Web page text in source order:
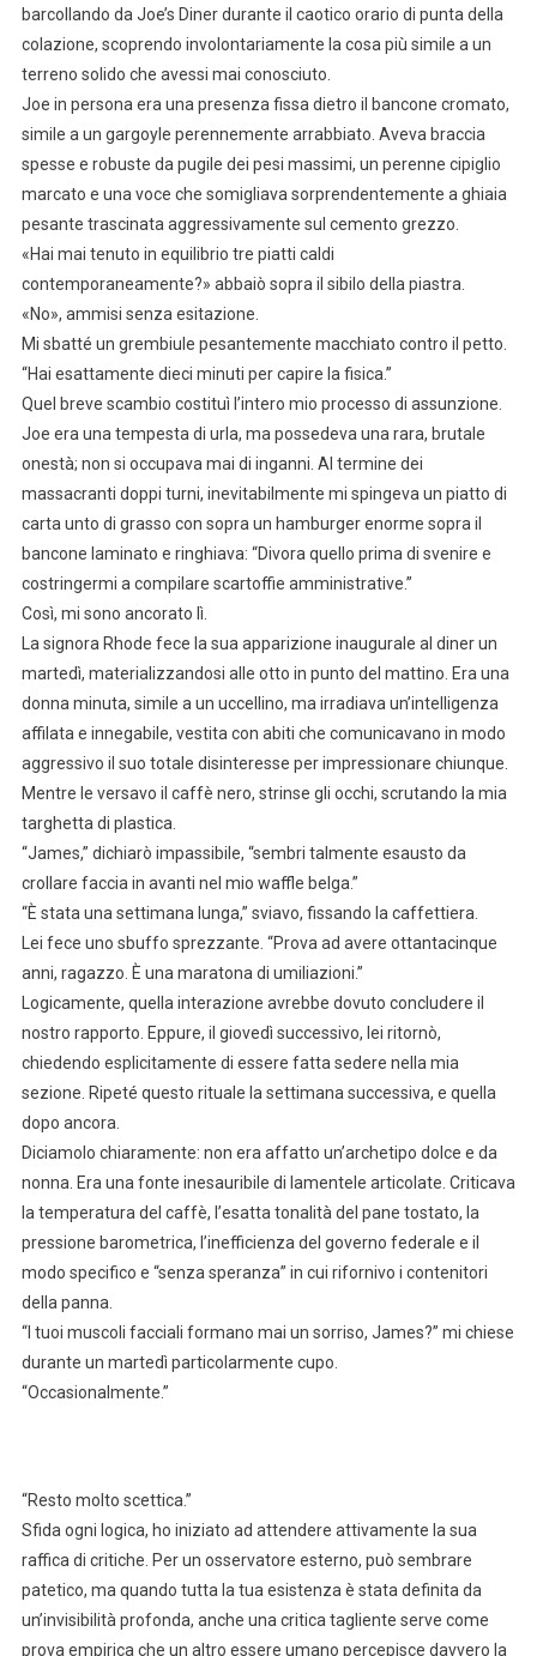
barcollando da Joe’s Diner durante il caotico orario di punta della
colazione, scoprendo involontariamente la cosa più simile a un
terreno solido che avessi mai conosciuto.
Joe in persona era una presenza fissa dietro il bancone cromato,
simile a un gargoyle perennemente arrabbiato. Aveva braccia
spesse e robuste da pugile dei pesi massimi, un perenne cipiglio
marcato e una voce che somigliava sorprendentemente a ghiaia
pesante trascinata aggressivamente sul cemento grezzo.
«Hai mai tenuto in equilibrio tre piatti caldi
contemporaneamente?» abbaiò sopra il sibilo della piastra.
«No», ammisi senza esitazione.
Mi sbatté un grembiule pesantemente macchiato contro il petto.
“Hai esattamente dieci minuti per capire la fisica.”
Quel breve scambio costituì l’intero mio processo di assunzione.
Joe era una tempesta di urla, ma possedeva una rara, brutale
onestà; non si occupava mai di inganni. Al termine dei
massacranti doppi turni, inevitabilmente mi spingeva un piatto di
carta unto di grasso con sopra un hamburger enorme sopra il
bancone laminato e ringhiava: “Divora quello prima di svenire e
costringermi a compilare scartoffie amministrative.”
Così, mi sono ancorato lì.
La signora Rhode fece la sua apparizione inaugurale al diner un
martedì, materializzandosi alle otto in punto del mattino. Era una
donna minuta, simile a un uccellino, ma irradiava un’intelligenza
affilata e innegabile, vestita con abiti che comunicavano in modo
aggressivo il suo totale disinteresse per impressionare chiunque.
Mentre le versavo il caffè nero, strinse gli occhi, scrutando la mia
targhetta di plastica.
“James,” dichiarò impassibile, “sembri talmente esausto da
crollare faccia in avanti nel mio waffle belga.”
“È stata una settimana lunga,” sviavo, fissando la caffettiera.
Lei fece uno sbuffo sprezzante. “Prova ad avere ottantacinque
anni, ragazzo. È una maratona di umiliazioni.”
Logicamente, quella interazione avrebbe dovuto concludere il
nostro rapporto. Eppure, il giovedì successivo, lei ritornò,
chiedendo esplicitamente di essere fatta sedere nella mia
sezione. Ripeté questo rituale la settimana successiva, e quella
dopo ancora.
Diciamolo chiaramente: non era affatto un’archetipo dolce e da
nonna. Era una fonte inesauribile di lamentele articolate. Criticava
la temperatura del caffè, l’esatta tonalità del pane tostato, la
pressione barometrica, l’inefficienza del governo federale e il
modo specifico e “senza speranza” in cui rifornivo i contenitori
della panna.
“I tuoi muscoli facciali formano mai un sorriso, James?” mi chiese
durante un martedì particolarmente cupo.
“Occasionalmente.”
“Resto molto scettica.”
Sfida ogni logica, ho iniziato ad attendere attivamente la sua
raffica di critiche. Per un osservatore esterno, può sembrare
patetico, ma quando tutta la tua esistenza è stata definita da
un’invisibilità profonda, anche una critica tagliente serve come
prova empirica che un altro essere umano percepisce davvero la